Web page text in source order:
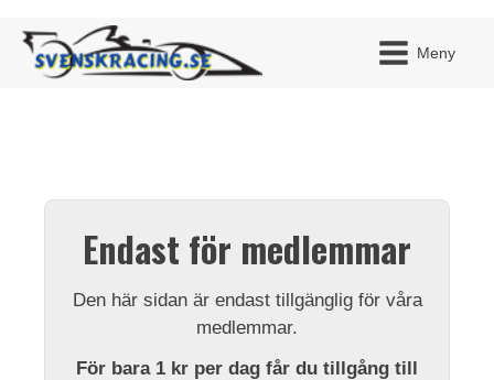
Meny
Endast för medlemmar
Den här sidan är endast tillgänglig för våra
medlemmar.
För bara 1 kr per dag får du tillgång till